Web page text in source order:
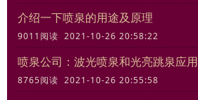
介绍一下喷泉的用途及原理
9011阅读 2021-10-26 20:58:22
喷泉公司：波光喷泉和光亮跳泉应用
8765阅读 2021-10-26 20:55:58